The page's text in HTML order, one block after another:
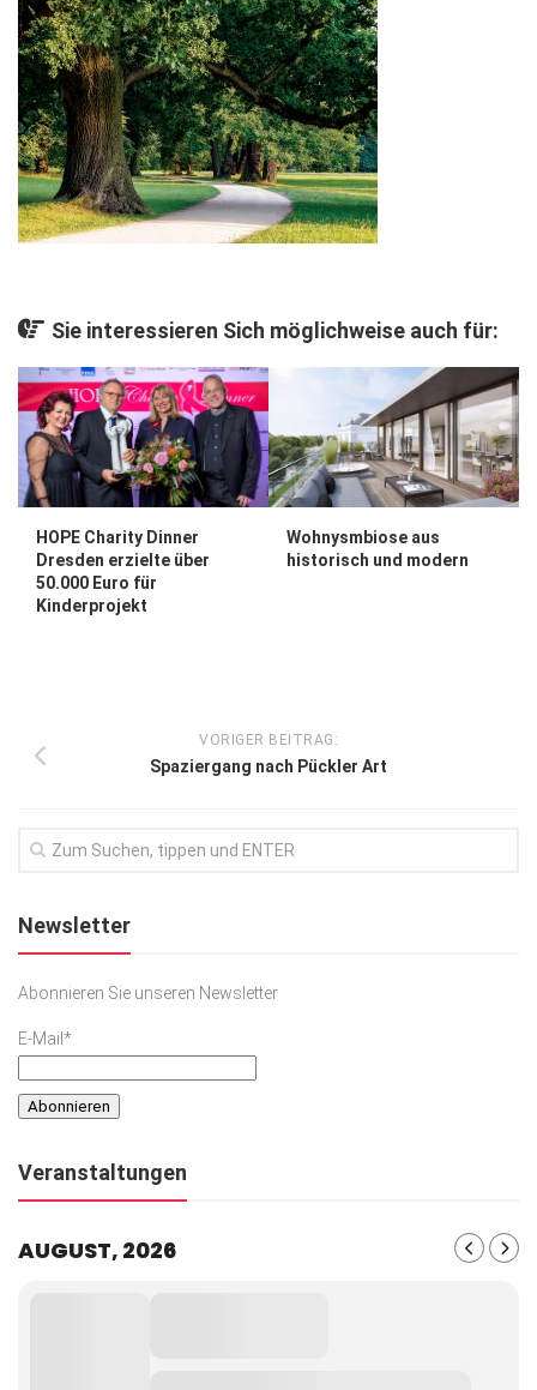
Gesellschaft
Kunst & Kultur
Lifestyle
Ausflug & Reise
Podcast
Sie interessieren Sich möglichweise auch für:
HOPE Charity Dinner
Dresden erzielte über
50.000 Euro für
Kinderprojekt
Wohnysmbiose aus
historisch und modern
VORIGER BEITRAG:
Spaziergang nach Pückler Art
Newsletter
Abonnieren Sie unseren Newsletter
E-Mail*
Veranstaltungen
AUGUST, 2026